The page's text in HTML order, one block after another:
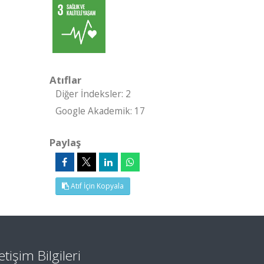
Atıflar
Diğer İndeksler: 2
Google Akademik: 17
Paylaş
Atıf İçin Kopyala
Bilgileri